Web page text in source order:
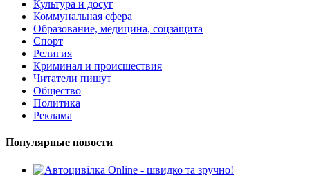
Культура и досуг
Коммунальная сфера
Образование, медицина, соцзащита
Спорт
Религия
Криминал и происшествия
Читатели пишут
Общество
Политика
Реклама
Популярные новости